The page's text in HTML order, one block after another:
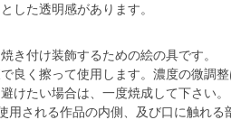
した透明感があります。
き付け装飾するための絵の具です。
良く擦って使用します。濃度の微調整
けたい場合は、一度焼成して下さい。
される作品の内側、及び口に触れる